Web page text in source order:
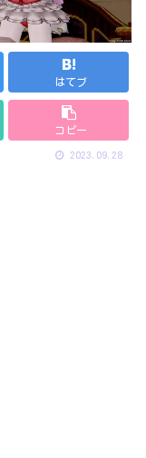
はてブ
コピー
2023.09.28